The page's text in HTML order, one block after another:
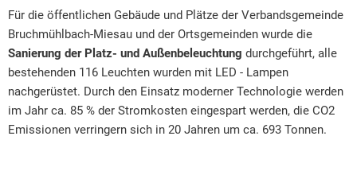
Rat & Politik
Sicherheit & Ordnung
Standesamt
Steuern & Wiederkehrende Beiträge
Öffentliche
Plätze
der
Verbandsgemeinde
Bruchmühlbach-
Für die öffentlichen Gebäude und Plätze der Verbandsgemeinde
Bruchmühlbach-Miesau und der Ortsgemeinden wurde die
Sanierung der Platz- und Außenbeleuchtung durchgeführt, alle
bestehenden 116 Leuchten wurden mit LED - Lampen
nachgerüstet. Durch den Einsatz moderner Technologie werden
im Jahr ca. 85 % der Stromkosten eingespart werden, die CO2
Emissionen verringern sich in 20 Jahren um ca. 693 Tonnen.